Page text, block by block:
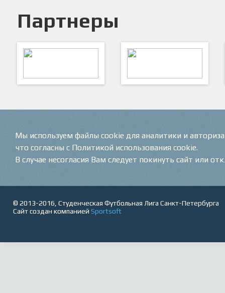
Партнеры
© 2013-2016, Студенческая Футбольная Лига Санкт-Петербурга
Сайт создан компанией Sportsoft
Мы используем файлы cookie для аналитики и
что согласны с Политикой использования cookie.
В случае несогласия Вам следует покинуть сайт или